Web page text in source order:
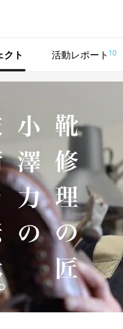
クト 活動レポート 10